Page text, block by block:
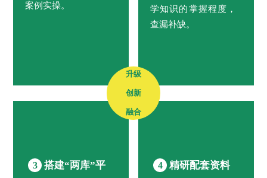
案例实操。
学知识的掌握程度，
查漏补缺。
3
搭建“两库”平
4 精研配套资料
升级
创新
融合